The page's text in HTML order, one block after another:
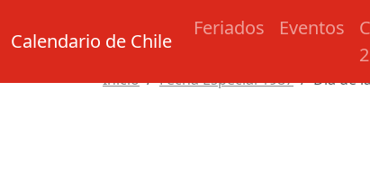
Calendario de Chile
Feriados Eventos
Inicio Fecha Especial 1987 Día de